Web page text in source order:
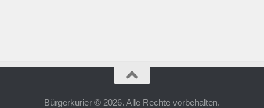
Bürgerkurier © 2026. Alle Rechte vorbehalten.